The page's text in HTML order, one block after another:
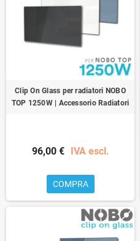
Clip On Glass per radiatori NOBO
TOP 1250W | Accessorio Radiatori
96,00 € IVA escl.
COMPRA